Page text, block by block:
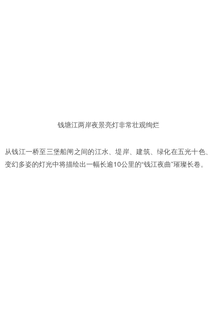
钱塘江两岸夜景亮灯非常壮观绚烂
从钱江一桥至三堡船闸之间的江水、堤岸、建筑、绿化在五光十色、
变幻多姿的灯光中将描绘出一幅长逾10公里的“钱江夜曲”璀璨长卷。